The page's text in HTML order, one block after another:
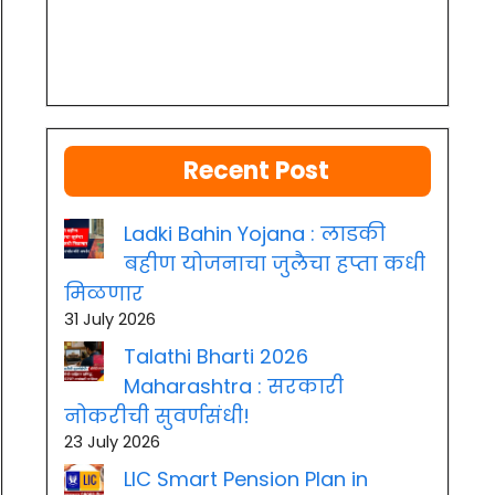
Recent Post
Ladki Bahin Yojana : लाडकी
बहीण योजनाचा जुलैचा हप्ता कधी
मिळणार
31 July 2026
Talathi Bharti 2026
Maharashtra : सरकारी
नोकरीची सुवर्णसंधी!
23 July 2026
LIC Smart Pension Plan in